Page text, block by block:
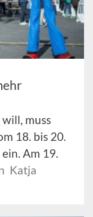
muss
18. bis 20.
Am 19.
Katja